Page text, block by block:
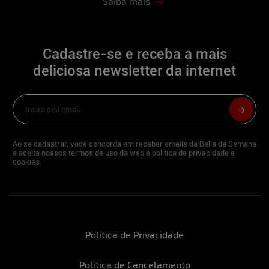
seguir na caminhada do
graduações e amo praticar esportes.
Resiliente, determinada e alto astral.
Além de modelo, você tem outra
profissão?
Politica de Privacidade
Politica de Cancelamento
Cadastre-se e receba a mais
deliciosa newsletter da internet
Ao se cadastrar, você concorda em receber emails da Bella da Semana
e aceita nossos termos de uso da web e política de privacidade e
cookies.